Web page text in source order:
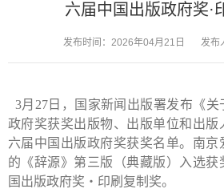
六届中国出版政府奖·
发布时间：2026年04月21日 发布
3月 27日，国家新闻出版署发布《关
政府奖获奖出版物、出版单位和出版
六届中国出版政府奖获奖名单。南京
的《辞源》第三版（典藏版）入选获
国出版政府奖・印刷复制奖。